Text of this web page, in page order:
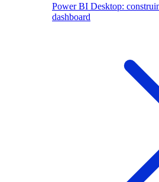
Power BI Desktop:
dashboard